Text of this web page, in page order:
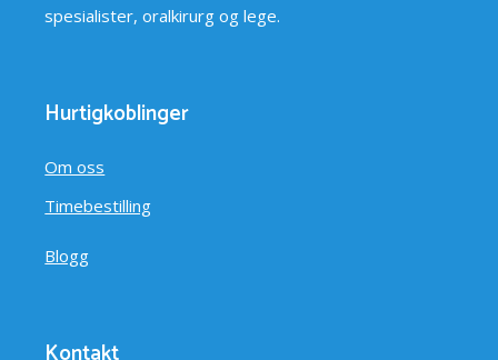
spesialister, oralkirurg og lege.
Hurtigkoblinger
Om oss
Timebestilling
Blogg